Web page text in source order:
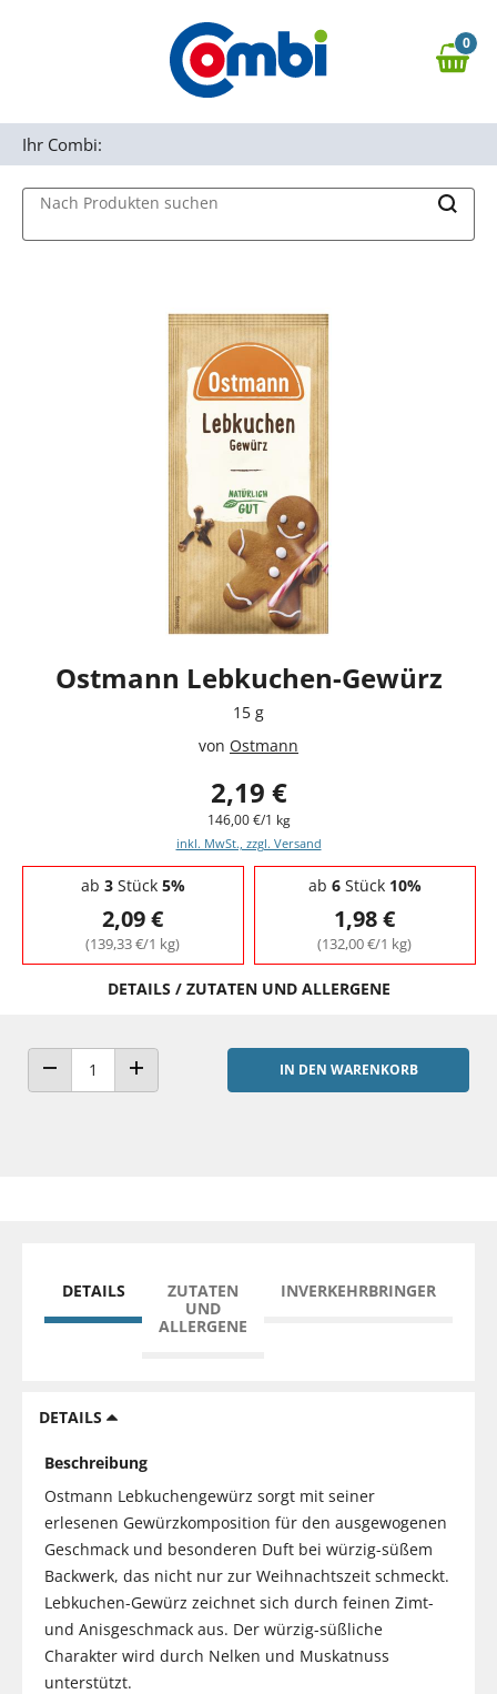
Zur Navigation springen
0,00 €
0
Nach Produkten suchen
Ihr Combi:
Ostmann Lebkuchen-Gewürz
15 g
von Ostmann
2,19 €
146,00 €/1 kg
inkl. MwSt., zzgl. Versand
Staffelpreise - Mengenrabatt
ab 3Stück 5%
2,09 €
(139,33 €/1 kg)
ab 6Stück 10%
1,98 €
(132,00 €/1 kg)
DETAILS / ZUTATEN UND ALLERGENE
ANZAHL VERRINGERNANZAHL ERHÖHEN
IN DEN WARENKORB
DETAILS
ZUTATEN
UND
ALLERGENE
INVERKEHRBRINGER
DETAILS
Beschreibung
Ostmann Lebkuchengewürz sorgt mit seiner
erlesenen Gewürzkomposition für den ausgewogenen
Geschmack und besonderen Duft bei würzig-süßem
Backwerk, das nicht nur zur Weihnachtszeit schmeckt.
Lebkuchen-Gewürz zeichnet sich durch feinen Zimt-
und Anisgeschmack aus. Der würzig-süßliche
Charakter wird durch Nelken und Muskatnuss
unterstützt.